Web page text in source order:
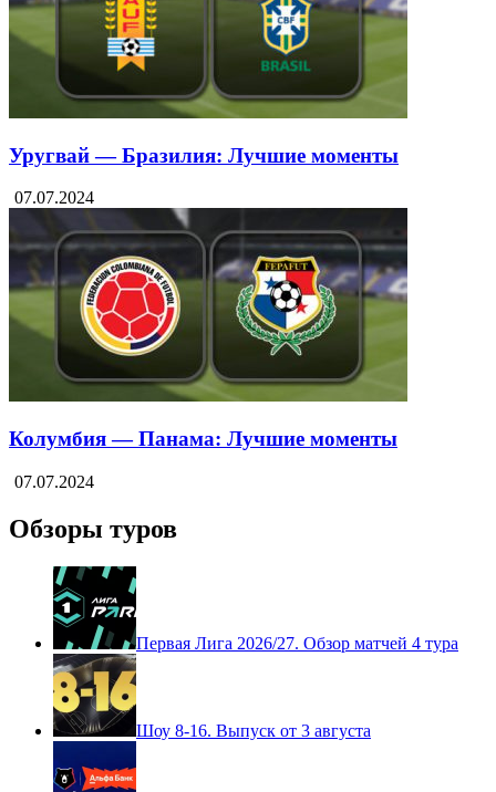
Уругвай — Бразилия: Лучшие моменты
07.07.2024
Колумбия — Панама: Лучшие моменты
07.07.2024
Обзоры туров
Первая Лига 2026/27. Обзор матчей 4 тура
Шоу 8-16. Выпуск от 3 августа